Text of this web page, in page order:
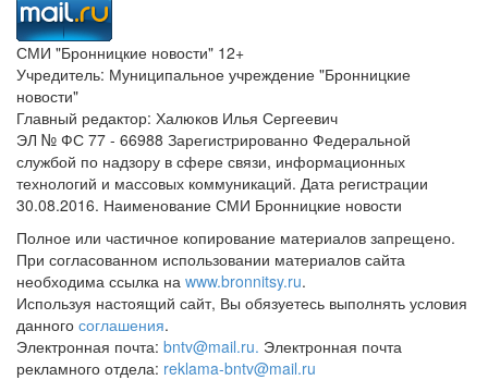
СМИ "Бронницкие новости" 12+
Учредитель: Муниципальное учреждение "Бронницкие
новости"
Главный редактор: Халюков Илья Сергеевич
ЭЛ № ФС 77 - 66988 Зарегистрированно Федеральной
службой по надзору в сфере связи, информационных
технологий и массовых коммуникаций. Дата регистрации
30.08.2016. Наименование СМИ Бронницкие новости
Полное или частичное копирование материалов запрещено.
При согласованном использовании материалов сайта
необходима ссылка на www.bronnitsy.ru.
Используя настоящий сайт, Вы обязуетесь выполнять условия
данного соглашения.
Электронная почта: bntv@mail.ru. Электронная почта
рекламного отдела: reklama-bntv@mail.ru